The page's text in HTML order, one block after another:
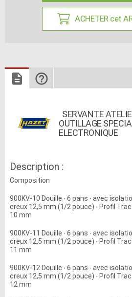
ACHETER cet
SERVANTE
OUTILLAGE
ELECTRONIQUE
Description :
Composition
900KV-10 Douille ∙ 6 pans ∙ avec
creux 12,5 mm (1/2 pouce) ∙ Profil
10 mm
900KV-11 Douille ∙ 6 pans ∙ avec
creux 12,5 mm (1/2 pouce) ∙ Profil
11 mm
900KV-12 Douille ∙ 6 pans ∙ avec
creux 12,5 mm (1/2 pouce) ∙ Profil
12 mm